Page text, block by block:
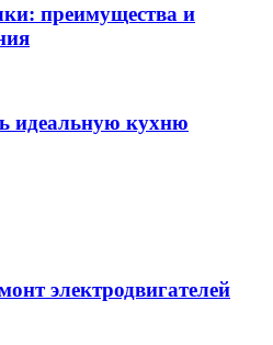
преимущества и
идеальную кухню
электродвигателей